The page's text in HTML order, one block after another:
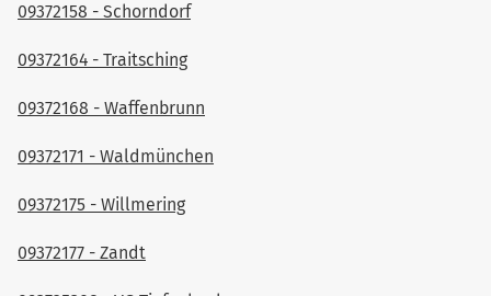
09372158 - Schorndorf
09372164 - Traitsching
09372168 - Waffenbrunn
09372171 - Waldmünchen
09372175 - Willmering
09372177 - Zandt